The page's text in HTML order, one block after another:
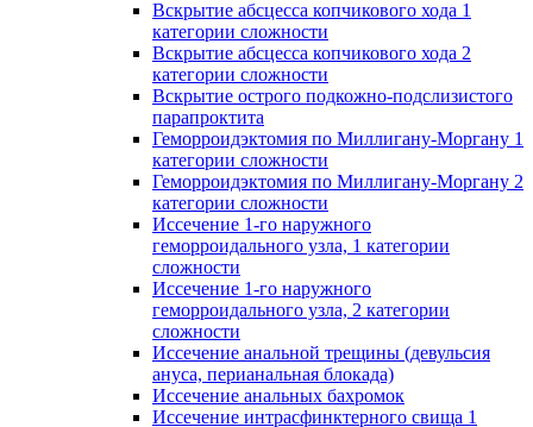
Вскрытие абсцесса копчикового хода 1
категории сложности
Вскрытие абсцесса копчикового хода 2
категории сложности
Вскрытие острого подкожно-подслизистого
парапроктита
Геморроидэктомия по Миллигану-Моргану 1
категории сложности
Геморроидэктомия по Миллигану-Моргану 2
категории сложности
Иссечение 1-го наружного
геморроидального узла, 1 категории
сложности
Иссечение 1-го наружного
геморроидального узла, 2 категории
сложности
Иссечение анальной трещины (девульсия
ануса, перианальная блокада)
Иссечение анальных бахромок
Иссечение интрасфинктерного свища 1